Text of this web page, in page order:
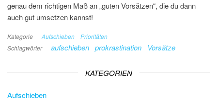
genau dem richtigen Maß an „guten Vorsätzen“, die du dann
auch gut umsetzen kannst!
Kategorie Aufschieben
Prioritäten
Schlagwörter
aufschieben prokrastination Vorsätze
KATEGORIEN
Aufschieben